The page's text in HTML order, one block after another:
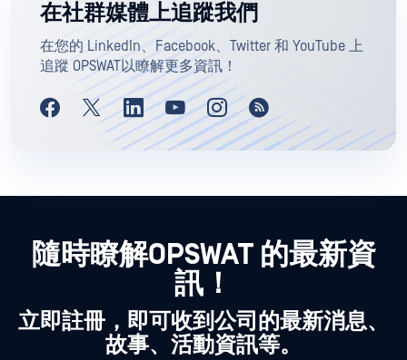
在社群媒體上追蹤我們
在您的 LinkedIn、Facebook、Twitter 和 YouTube 上
追蹤 OPSWAT以瞭解更多資訊！
隨時瞭解OPSWAT 的最新資
訊！
立即註冊，即可收到公司的最新消息、
故事、活動資訊等。